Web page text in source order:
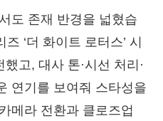
도 존재 반경을 넓혔습
‘더 화이트 로터스’ 시
고, 대사 톤·시선 처리·
연기를 보여줘 스타성을
메라 전환과 클로즈업